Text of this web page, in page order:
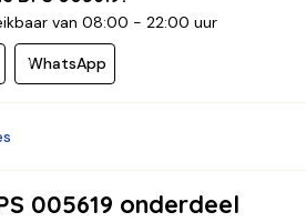
van 08:00 - 22:00 uur
WhatsApp
005619 onderdeel